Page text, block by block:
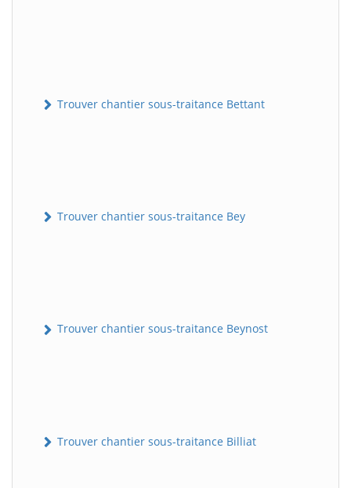
Trouver chantier sous-traitance Bettant
Trouver chantier sous-traitance Bey
Trouver chantier sous-traitance Beynost
Trouver chantier sous-traitance Billiat